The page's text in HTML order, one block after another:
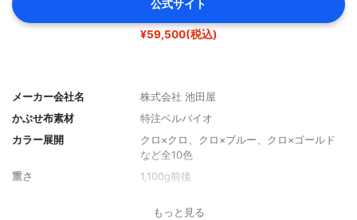
公式サイト
¥59,500(税込)
メーカー会社名
株式会社 池田屋
かぶせ布素材
特注ベルバイオ
カラー展開
クロ×クロ、クロ×ブルー、クロ×ゴールド
など全10色
重さ
1,100g前後
もっと見る